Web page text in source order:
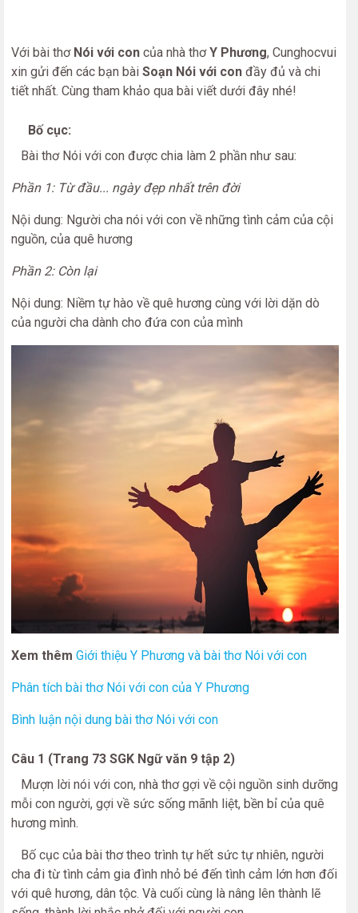
Với bài thơ Nói với con của nhà thơY Phương, Cunghocvui
xin gửi đến các bạn bài Soạn Nói với con đầy đủ và chi
tiết nhất. Cùng tham khảo qua bài viết dưới đây nhé!
Bố cục:
Bài thơ Nói với con được chia làm 2 phần như sau:
Phần 1: Từ đầu... ngày đẹp nhất trên đời
Nội dung: Người cha nói với con về những tình cảm của cội
nguồn, của quê hương
Phần 2: Còn lại
Nội dung: Niềm tự hào về quê hương cùng với lời dặn dò
của người cha dành cho đứa con của mình
Xem thêm Giới thiệu Y Phương và bài thơ Nói với con
Phân tích bài thơ Nói với con của Y Phương
Bình luận nội dung bài thơ Nói với con
Câu 1 (Trang 73 SGK Ngữ văn 9 tập 2)
Mượn lời nói với con, nhà thơ gợi về cội nguồn sinh dưỡng
mỗi con người, gợi về sức sống mãnh liệt, bền bỉ của quê
hương mình.
Bố cục của bài thơ theo trình tự hết sức tự nhiên, người
cha đi từ tình cảm gia đình nhỏ bé đến tình cảm lớn hơn đối
với quê hương, dân tộc. Và cuối cùng là nâng lên thành lẽ